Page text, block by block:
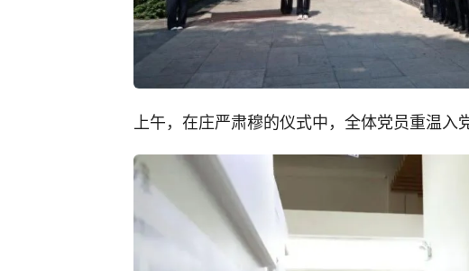
上午，在庄严肃穆的仪式中，全体党员重温入